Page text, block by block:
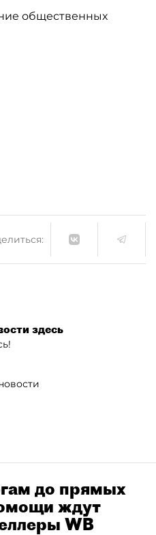
общественных
здесь
до прямых
ждут
WB